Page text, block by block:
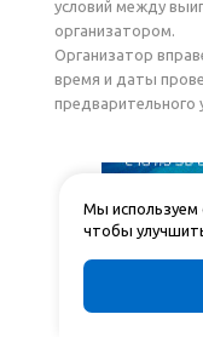
условий между
организатором.
Организатор
время и даты
предварительного
Мы используем
чтобы